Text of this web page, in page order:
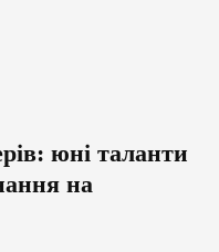
юні таланти
на